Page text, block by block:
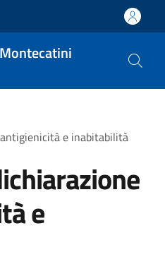
e inabitabilità
e